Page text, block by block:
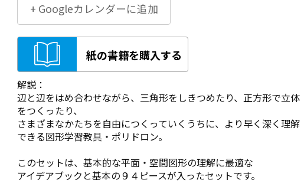
+ Googleカレンダーに追加
紙の書籍を購入する
解説：
辺と辺をはめ合わせながら、三角形をしきつめたり、正方形で立体
をつくったり、
さまざまなかたちを自由につくっていくうちに、より早く深く理解
できる図形学習教具・ポリドロン。
このセットは、基本的な平面・空間図形の理解に最適な
アイデアブックと基本の９４ピースが入ったセットです。